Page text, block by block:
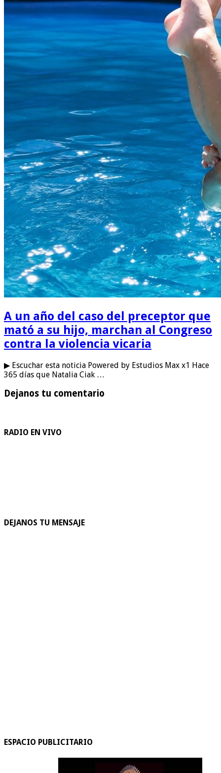
A un año del caso del preceptor que
mató a su hijo, marchan al Congreso
contra la violencia vicaria
▶ Escuchar esta noticia Powered by Estudios Max x1 Hace
365 días que Natalia Ciak …
Dejanos tu comentario
RADIO EN VIVO
DEJANOS TU MENSAJE
ESPACIO PUBLICITARIO